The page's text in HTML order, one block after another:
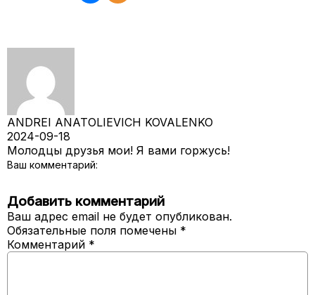
ANDREI ANATOLIEVICH KOVALENKO
2024-09-18
Молодцы друзья мои! Я вами горжусь!
Ваш комментарий:
Добавить комментарий
Ваш адрес email не будет опубликован.
Обязательные поля помечены *
Комментарий *